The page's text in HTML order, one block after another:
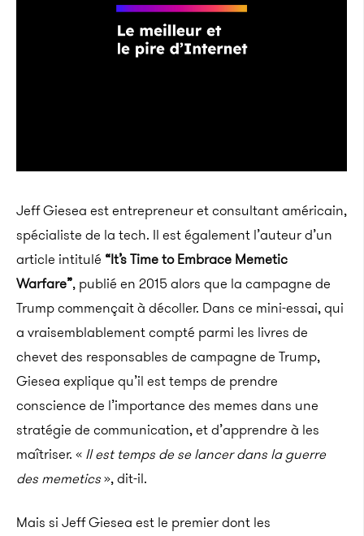
Jeff Giesea est entrepreneur et consultant américain,
spécialiste de la tech. Il est également l’auteur d’un
article intitulé “It’s Time to Embrace Memetic
Warfare”, publié en 2015 alors que la campagne de
Trump commençait à décoller. Dans ce mini-essai, qui
a vraisemblablement compté parmi les livres de
chevet des responsables de campagne de Trump,
Giesea explique qu’il est temps de prendre
conscience de l’importance des memes dans une
stratégie de communication, et d’apprendre à les
maîtriser. « Il est temps de se lancer dans la guerre
des memetics», dit-il.
Mais si Jeff Giesea est le premier dont les